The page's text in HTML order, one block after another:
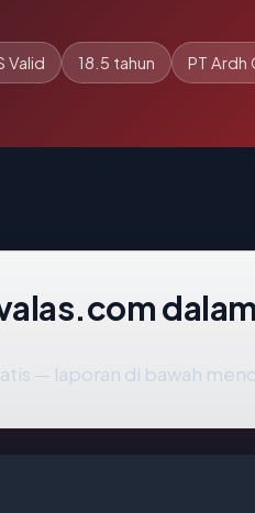
Valid 18.5 tahun PT Ardh
— laporan di bawah